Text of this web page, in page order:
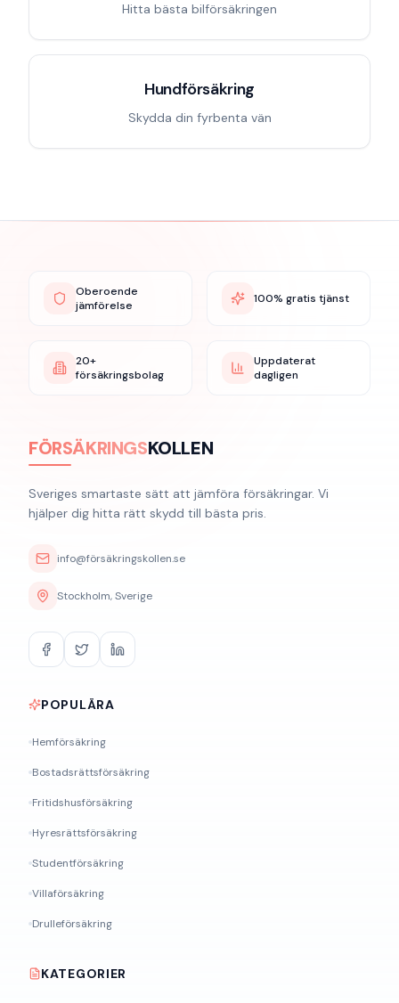
Hitta bästa bilförsäkringen
Hundförsäkring
Skydda din fyrbenta vän
Oberoende
jämförelse
100% gratis tjänst
20+
försäkringsbolag
Uppdaterat
dagligen
FÖRSÄKRINGSKOLLEN
Sveriges smartaste sätt att jämföra försäkringar. Vi
hjälper dig hitta rätt skydd till bästa pris.
info@försäkringskollen.se
Stockholm, Sverige
POPULÄRA
Hemförsäkring
Bostadsrättsförsäkring
Fritidshusförsäkring
Hyresrättsförsäkring
Studentförsäkring
Villaförsäkring
Drulleförsäkring
KATEGORIER